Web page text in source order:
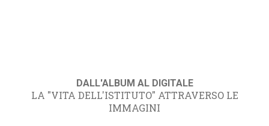
DALL'ALBUM AL DIGITALE
LA "VITA DELL'ISTITUTO" ATTRAVERSO LE
IMMAGINI